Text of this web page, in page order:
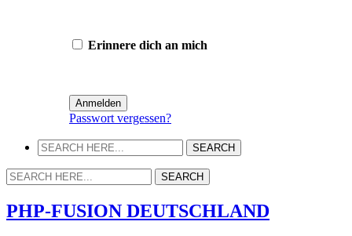
Erinnere dich an mich
Passwort vergessen?
PHP-FUSION DEUTSCHLAND